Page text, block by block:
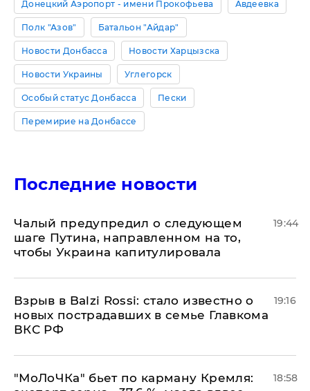
Донецкий Аэропорт - имени Прокофьева Авдеевка
Полк "Азов" Батальон "Айдар"
Новости Донбасса Новости Харцызска
Новости Украины Углегорск
Особый статус Донбасса Пески
Перемирие на Донбассе
Последние новости
Чалый предупредил о следующем
шаге Путина, направленном на то,
чтобы Украина капитулировала
19:44
Взрыв в Balzi Rossi: стало известно о
новых пострадавших в семье Главкома
ВКС РФ
19:16
​"МоЛоЧКа" бьет по карману Кремля:
18:58